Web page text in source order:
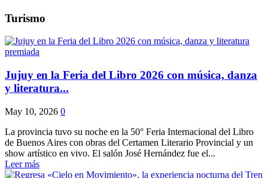
Turismo
Jujuy en la Feria del Libro 2026 con música, danza
y literatura...
May 10, 2026 0
La provincia tuvo su noche en la 50° Feria Internacional del Libro
de Buenos Aires con obras del Certamen Literario Provincial y un
show artístico en vivo. El salón José Hernández fue el...
Leer más